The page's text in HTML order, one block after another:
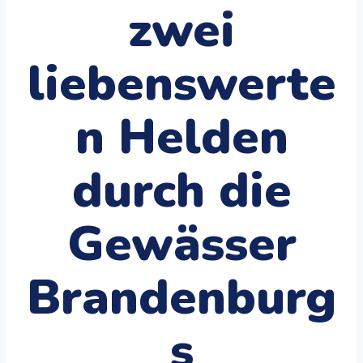
zwei
liebenswerte
n Helden
durch die
Gewässer
Brandenburg